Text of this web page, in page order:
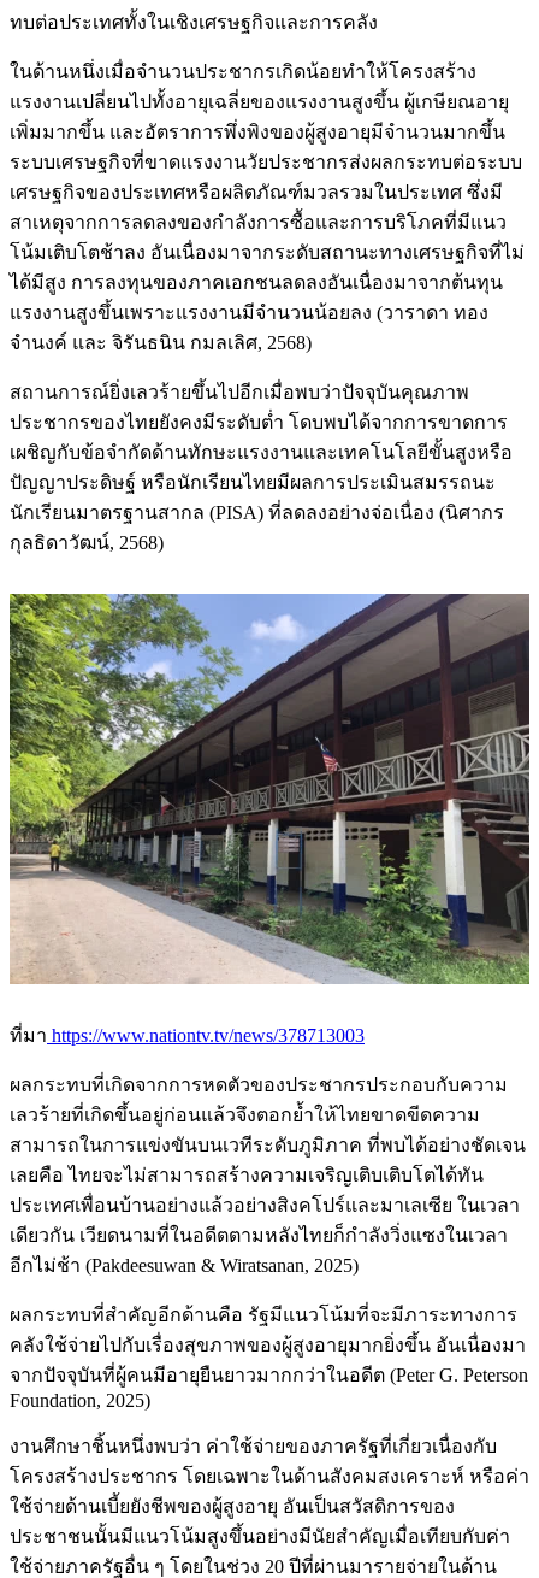
ทบต่อประเทศทั้งในเชิงเศรษฐกิจและการคลัง
ในด้านหนึ่งเมื่อจำนวนประชากรเกิดน้อยทำให้โครงสร้าง
แรงงานเปลี่ยนไปทั้งอายุเฉลี่ยของแรงงานสูงขึ้น ผู้เกษียณอายุ
เพิ่มมากขึ้น และอัตราการพึ่งพิงของผู้สูงอายุมีจำนวนมากขึ้น
ระบบเศรษฐกิจที่ขาดแรงงานวัยประชากรส่งผลกระทบต่อระบบ
เศรษฐกิจของประเทศหรือผลิตภัณฑ์มวลรวมในประเทศ ซึ่งมี
สาเหตุจากการลดลงของกำลังการซื้อและการบริโภคที่มีแนว
โน้มเติบโตช้าลง อันเนื่องมาจากระดับสถานะทางเศรษฐกิจที่ไม่
ได้มีสูง การลงทุนของภาคเอกชนลดลงอันเนื่องมาจากต้นทุน
แรงงานสูงขึ้นเพราะแรงงานมีจำนวนน้อยลง (วาราดา ทอง
จำนงค์ และ จิรันธนิน กมลเลิศ, 2568)
สถานการณ์ยิ่งเลวร้ายขึ้นไปอีกเมื่อพบว่าปัจจุบันคุณภาพ
ประชากรของไทยยังคงมีระดับต่ำ โดบพบได้จากการขาดการ
เผชิญกับข้อจำกัดด้านทักษะแรงงานและเทคโนโลยีขั้นสูงหรือ
ปัญญาประดิษฐ์ หรือนักเรียนไทยมีผลการประเมินสมรรถนะ
นักเรียนมาตรฐานสากล (PISA) ที่ลดลงอย่างจ่อเนื่อง (นิศากร
กุลธิดาวัฒน์, 2568)
ที่มา https://www.nationtv.tv/news/378713003
ผลกระทบที่เกิดจากการหดตัวของประชากรประกอบกับความ
เลวร้ายที่เกิดขึ้นอยู่ก่อนแล้วจึงตอกย้ำให้ไทยขาดขีดความ
สามารถในการแข่งขันบนเวทีระดับภูมิภาค ที่พบได้อย่างชัดเจน
เลยคือ ไทยจะไม่สามารถสร้างความเจริญเติบเติบโตได้ทัน
ประเทศเพื่อนบ้านอย่างแล้วอย่างสิงคโปร์และมาเลเซีย ในเวลา
เดียวกัน เวียดนามที่ในอดีตตามหลังไทยก็กำลังวิ่งแซงในเวลา
อีกไม่ช้า (Pakdeesuwan & Wiratsanan, 2025)
ผลกระทบที่สำคัญอีกด้านคือ รัฐมีแนวโน้มที่จะมีภาระทางการ
คลังใช้จ่ายไปกับเรื่องสุขภาพของผู้สูงอายุมากยิ่งขึ้น อันเนื่องมา
จากปัจจุบันที่ผู้คนมีอายุยืนยาวมากกว่าในอดีต (Peter G. Peterson
Foundation, 2025)
งานศึกษาชิ้นหนึ่งพบว่า ค่าใช้จ่ายของภาครัฐที่เกี่ยวเนื่องกับ
โครงสร้างประชากร โดยเฉพาะในด้านสังคมสงเคราะห์ หรือค่า
ใช้จ่ายด้านเบี้ยยังชีพของผู้สูงอายุ อันเป็นสวัสดิการของ
ประชาชนนั้นมีแนวโน้มสูงขึ้นอย่างมีนัยสำคัญเมื่อเทียบกับค่า
ใช้จ่ายภาครัฐอื่น ๆ โดยในช่วง 20 ปีที่ผ่านมารายจ่ายในด้าน